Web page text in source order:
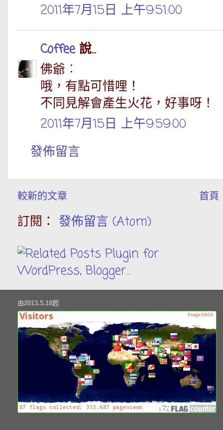
2011年7月15日 上午9:51:00
Coffee說...
佛爺︰
哦，有點可惜哩！
不同見解會產生火花，好事呀！
2011年7月15日 上午9:59:00
發佈留言
較新的文章 首頁
訂閱： 發佈留言 (Atom)
由2013.5.18起